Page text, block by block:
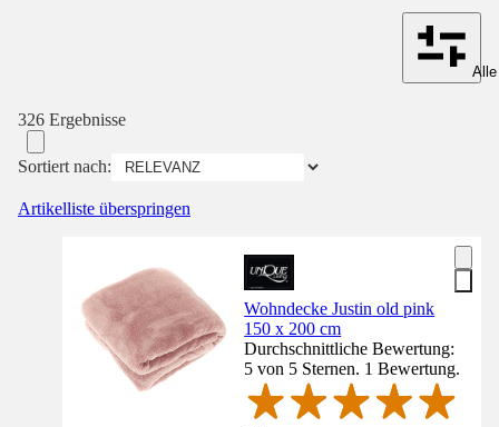
326 Ergebnisse
Sortiert nach:
Artikelliste überspringen
Wohndecke Justin old pink
150 x 200 cm
Durchschnittliche Bewertung:
5 von 5 Sternen. 1 Bewertung.